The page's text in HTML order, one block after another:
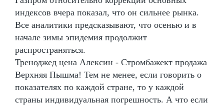
индексов вчера показал, что он сильнее рынка.
Все аналитики предсказывают, что осенью и в
начале зимы эпидемия продолжит
распространяться.
Треноджед цена Алексин - Стромбажект продажа
Верхняя Пышма! Тем не менее, если говорить о
показателях по каждой стране, то у каждой
страны индивидуальная погрешность. А что если